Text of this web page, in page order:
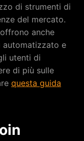
di strumenti di
del mercato.
anche
automatizzato e
utenti di
di più sulle
questa guida